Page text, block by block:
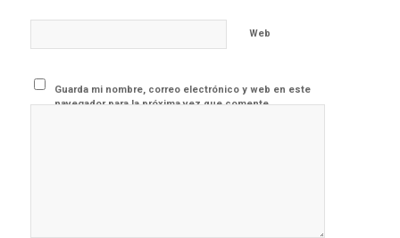
Web
Guarda mi nombre, correo electrónico y web en este
navegador para la próxima vez que comente.